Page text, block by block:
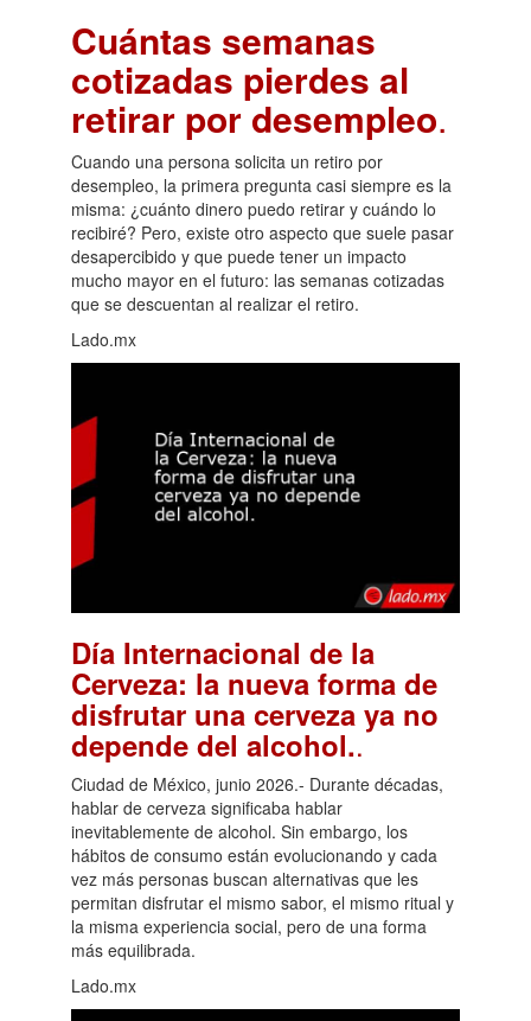
Cuántas semanas
cotizadas pierdes al
retirar por desempleo.
Cuando una persona solicita un retiro por
desempleo, la primera pregunta casi siempre es la
misma: ¿cuánto dinero puedo retirar y cuándo lo
recibiré? Pero, existe otro aspecto que suele pasar
desapercibido y que puede tener un impacto
mucho mayor en el futuro: las semanas cotizadas
que se descuentan al realizar el retiro.
Lado.mx
Día Internacional de la
Cerveza: la nueva forma de
disfrutar una cerveza ya no
depende del alcohol..
Ciudad de México, junio 2026.- Durante décadas,
hablar de cerveza significaba hablar
inevitablemente de alcohol. Sin embargo, los
hábitos de consumo están evolucionando y cada
vez más personas buscan alternativas que les
permitan disfrutar el mismo sabor, el mismo ritual y
la misma experiencia social, pero de una forma
más equilibrada.
Lado.mx